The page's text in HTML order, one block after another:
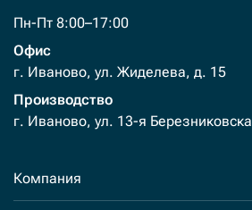
Пн-Пт 8:00–17:00
Офис
г. Иваново, ул. Жиделева, д. 15
Производство
г. Иваново, ул. 13-я
Компания